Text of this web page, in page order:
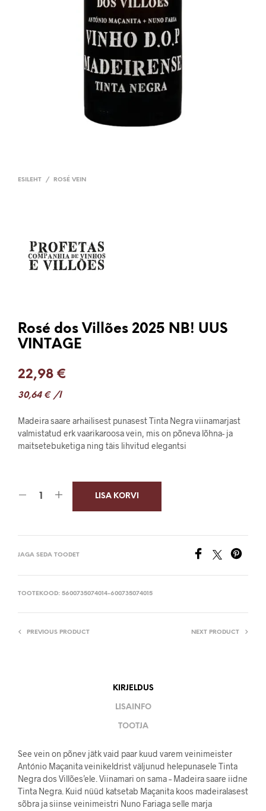
ESILEHT / ROSÉ VEIN
Rosé dos Villões 2025 NB! UUS
VINTAGE
22,98 €
30,64 € /l
Madeira saare arhailisest punasest Tinta Negra viinamarjast
valmistatud erk vaarikaroosa vein, mis on põneva lõhna- ja
maitsetebuketiga ning täis lihvitud elegantsi
LISA KORVI
JAGA SEDA TOODET
TOOTEKOOD: 5600735074014-600735074015
PREVIOUS PRODUCT NEXT PRODUCT
KIRJELDUS
LISAINFO
TOOTJA
See vein on põnev jätk vaid paar kuud varem veinimeister
António Maçanita veinikeldrist väljunud helepunasele Tinta
Negra dos Villões’ele. Viinamari on sama – Madeira saare iidne
Tinta Negra. Kuid nüüd katsetab Maçanita koos madeiralasest
sõbra ja siinse veinimeistri Nuno Fariaga selle marja